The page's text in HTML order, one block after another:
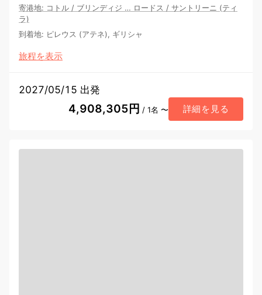
寄港地: コトル / ブリンディジ … ロードス / サントリーニ (ティ
ラ)
到着地: ピレウス (アテネ), ギリシャ
旅程を表示
2027/05/15 出発
4,908,305円 / 1名 〜 詳細を見る